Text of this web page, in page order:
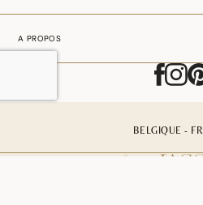
A PROPOS
BELGIQUE - FR